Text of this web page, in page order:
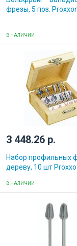
фрезы, 5 поз.
В НАЛИЧИИ
3 448.26 р.
Набор профильных
дереву, 10 шт
В НАЛИЧИИ